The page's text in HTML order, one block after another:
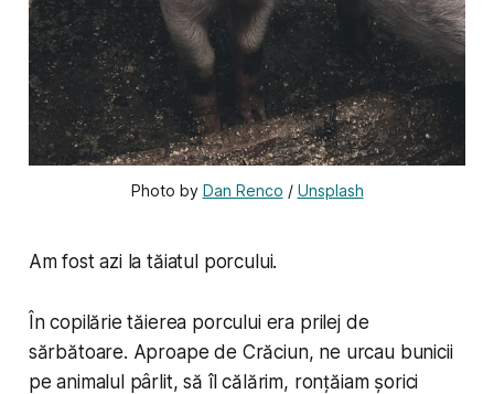
Photo by Dan Renco / Unsplash
Am fost azi la tăiatul porcului.
În copilărie tăierea porcului era prilej de
sărbătoare. Aproape de Crăciun, ne urcau bunicii
pe animalul pârlit, să îl călărim, ronțăiam șorici